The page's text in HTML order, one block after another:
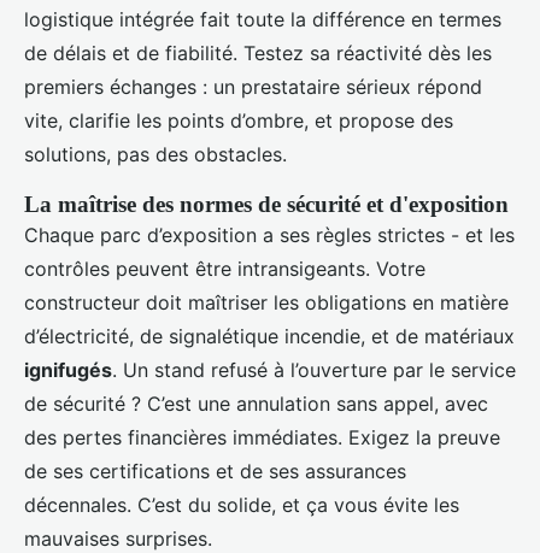
logistique intégrée fait toute la différence en termes
de délais et de fiabilité. Testez sa réactivité dès les
premiers échanges : un prestataire sérieux répond
vite, clarifie les points d’ombre, et propose des
solutions, pas des obstacles.
La maîtrise des normes de sécurité et d'exposition
Chaque parc d’exposition a ses règles strictes - et les
contrôles peuvent être intransigeants. Votre
constructeur doit maîtriser les obligations en matière
d’électricité, de signalétique incendie, et de matériaux
ignifugés. Un stand refusé à l’ouverture par le service
de sécurité ? C’est une annulation sans appel, avec
des pertes financières immédiates. Exigez la preuve
de ses certifications et de ses assurances
décennales. C’est du solide, et ça vous évite les
mauvaises surprises.